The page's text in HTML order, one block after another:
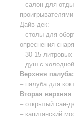
– салон для
Дайв-дек:
– столы для
опреснения
– 30 15-литровых
– душ с
Верхняя палуба:
– палуба для
Вторая верхняя
– открытый сан-
– капитанский